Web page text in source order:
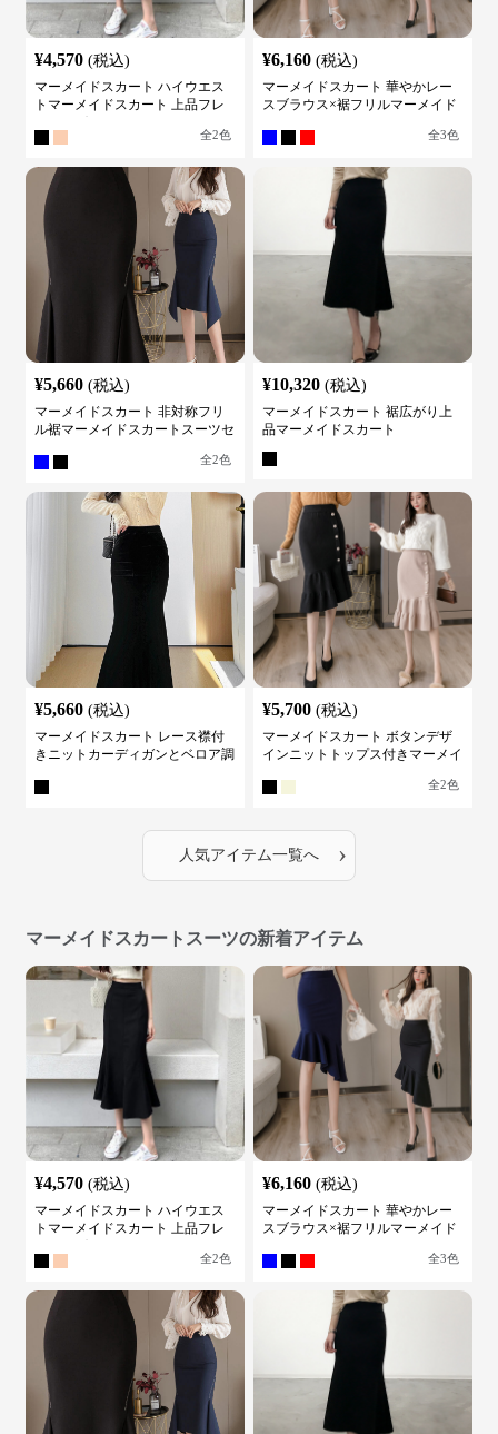
¥4,570 (税込)
マーメイドスカート ハイウエス
トマーメイドスカート 上品フレ
全2色
¥6,160 (税込)
マーメイドスカート 華やかレー
スブラウス×裾フリルマーメイド
全3色
¥5,660 (税込)
マーメイドスカート 非対称フリ
ル裾マーメイドスカートスーツセ
全2色
¥10,320 (税込)
マーメイドスカート 裾広がり上
品マーメイドスカート
¥5,660 (税込)
マーメイドスカート レース襟付
きニットカーディガンとベロア調
¥5,700 (税込)
マーメイドスカート ボタンデザ
インニットトップス付きマーメイ
全2色
人気アイテム一覧へ ›
マーメイドスカートスーツの新着アイテム
¥4,570 (税込)
マーメイドスカート ハイウエス
トマーメイドスカート 上品フレ
全2色
¥6,160 (税込)
マーメイドスカート 華やかレー
スブラウス×裾フリルマーメイド
全3色